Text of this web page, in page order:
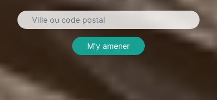
M'y amener